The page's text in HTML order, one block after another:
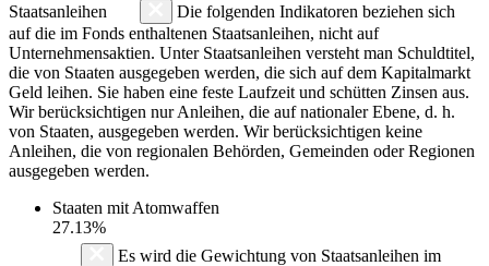
Staatsanleihen
Die folgenden Indikatoren beziehen sich
auf die im Fonds enthaltenen Staatsanleihen, nicht auf
Unternehmensaktien. Unter Staatsanleihen versteht man Schuldtitel,
die von Staaten ausgegeben werden, die sich auf dem Kapitalmarkt
Geld leihen. Sie haben eine feste Laufzeit und schütten Zinsen aus.
Wir berücksichtigen nur Anleihen, die auf nationaler Ebene, d. h.
von Staaten, ausgegeben werden. Wir berücksichtigen keine
Anleihen, die von regionalen Behörden, Gemeinden oder Regionen
ausgegeben werden.
Staaten mit Atomwaffen
27.13%
Es wird die Gewichtung von Staatsanleihen im